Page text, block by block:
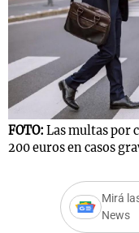
FOTO: Las multas por
200 euros en casos
Mirá
News